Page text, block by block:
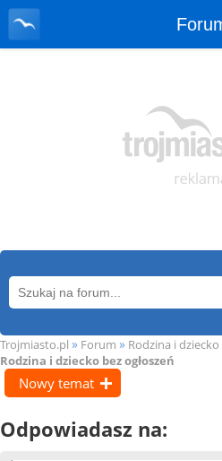
Trojmiasto.pl » Forum » Rodzina i dziecko
Rodzina i dziecko bez ogłoszeń
Nowy temat
Odpowiadasz na: